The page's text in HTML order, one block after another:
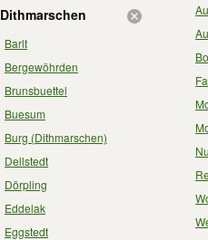
Dithmarschen
Barlt
Bergewöhrden
Brunsbuettel
Buesum
Burg (Dithmarschen)
Dellstedt
Dörpling
Eddelak
Eggstedt